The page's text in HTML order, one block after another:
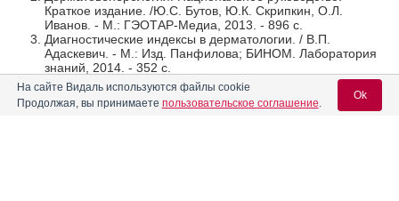
Краткое издание. /Ю.С. Бутов, Ю.К. Скрипкин, О.Л.
Иванов. - М.: ГЭОТАР-Медиа, 2013. - 896 c.
Диагностические индексы в дерматологии. / В.П.
Адаскевич. - М.: Изд. Панфилова; БИНОМ. Лаборатория
знаний, 2014. - 352 c.
Морфофункциональная дерматология. / О.Д. Мяделец,
В.П. Адаскевич. - М.: Мед. лит., 2006. - 734 c.
На сайте Видаль используются файлы cookie
Продолжая, вы принимаете пользовательское соглашение.
Ok